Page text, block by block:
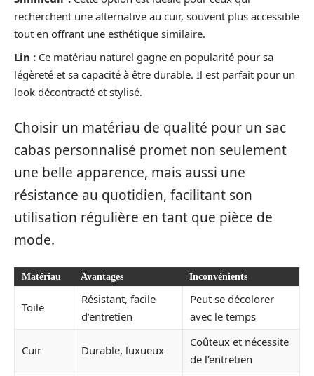
recherchent une alternative au cuir, souvent plus accessible
tout en offrant une esthétique similaire.
Lin : Ce matériau naturel gagne en popularité pour sa
légèreté et sa capacité à être durable. Il est parfait pour un
look décontracté et stylisé.
Choisir un matériau de qualité pour un sac
cabas personnalisé promet non seulement
une belle apparence, mais aussi une
résistance au quotidien, facilitant son
utilisation régulière en tant que pièce de
mode.
Matériau Avantages Inconvénients
Toile
Résistant, facile
d’entretien
Peut se décolorer
avec le temps
Cuir Durable, luxueux
Coûteux et nécessite
de l’entretien